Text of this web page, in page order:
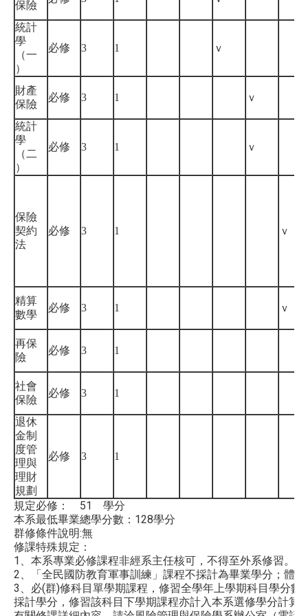
保險
統計
學
（一
）
必修 3 1 ｖ
財產
保險
必修 3 1 ｖ
統計
學
（二
）
必修 3 1 ｖ
保險
契約
法
必修 3 1 ｖ
精算
數學
必修 3 1 ｖ
再保
險
必修 3 1
社會
保險
必修 3 1
退休
金制
度管
理與
理財
規劃
必修 3 1
規定必修： 51 學分
本系最低畢業總學分數：128學分
群修條件說明:無
修課特殊規定：
1、本系專業必修課程非經系主任核可，不得至外系修習。
2、「全民國防教育軍事訓練」課程不採計為畢業學分；體
3、必(群)修科目單學期課程，修習全學年上學期科目學分
採計學分，修習該科目下學期課程亦計入本系選修學分計算